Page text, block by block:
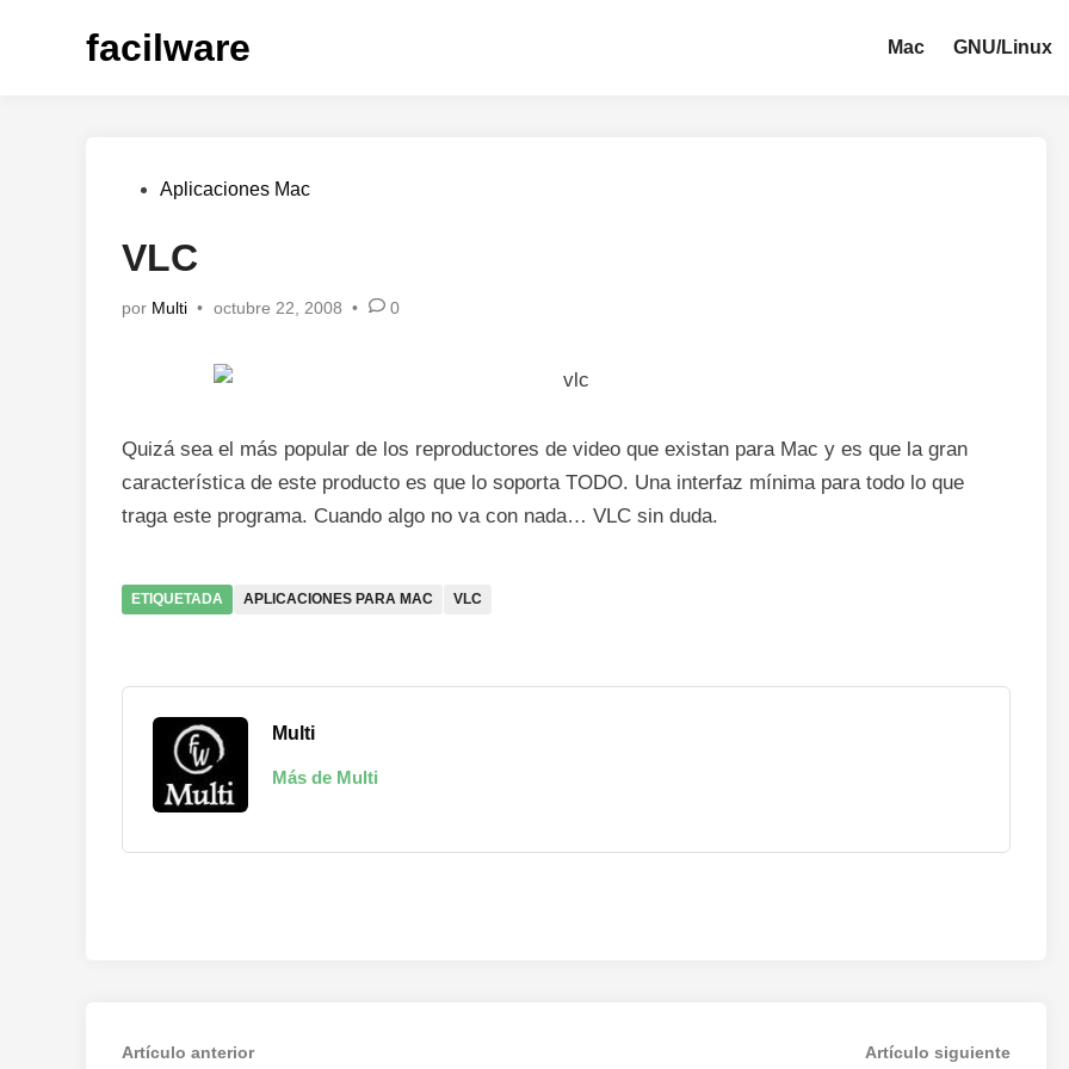
facilware Mac GNU/Linux
Publicado
Aplicaciones Mac
VLC
por Multi • octubre 22, 2008 • 0
Quizá sea el más popular de los reproductores de video que existan para Mac y es que la gran
característica de este producto es que lo soporta TODO. Una interfaz mínima para todo lo que
traga este programa. Cuando algo no va con nada… VLC sin duda.
ETIQUETADA APLICACIONES PARA MAC VLC
Multi
Más de Multi
Navegación
Artículo anteriorArtículo Artículo siguiente